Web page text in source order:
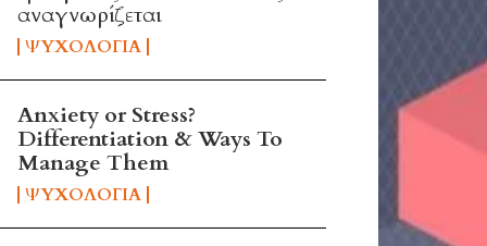
αναγνωρίζεται
ΨΥΧΟΛΟΓΊΑ
Anxiety or Stress?
Differentiation & Ways To
Manage Them
ΨΥΧΟΛΟΓΊΑ